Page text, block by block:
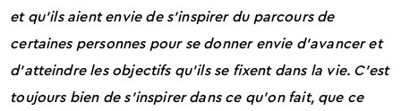
et qu’ils aient envie de s’inspirer du parcours de
certaines personnes pour se donner envie d’avancer et
d’atteindre les objectifs qu’ils se fixent dans la vie. C’est
toujours bien de s’inspirer dans ce qu’on fait, que ce